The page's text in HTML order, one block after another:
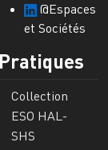
@Espaces
et Sociétés
Pratiques
Collection
ESO HAL-
SHS